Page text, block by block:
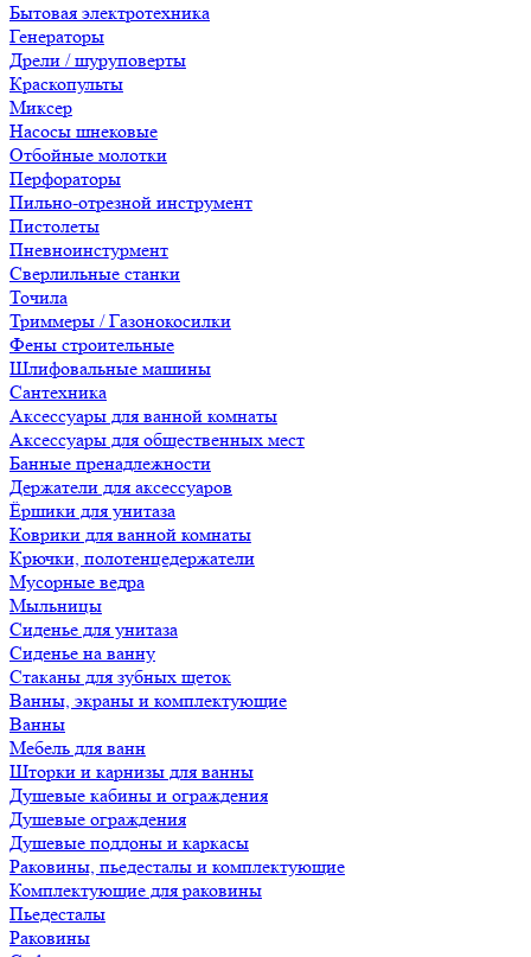
Бытовая электротехника
Генераторы
Дрели / шуруповерты
Краскопульты
Миксер
Насосы шнековые
Отбойные молотки
Перфораторы
Пильно-отрезной инструмент
Пистолеты
Пневноинстурмент
Сверлильные станки
Точила
Триммеры / Газонокосилки
Фены строительные
Шлифовальные машины
Сантехника
Аксессуары для ванной комнаты
Аксессуары для общественных мест
Банные пренадлежности
Держатели для аксессуаров
Ёршики для унитаза
Коврики для ванной комнаты
Крючки, полотенцедержатели
Мусорные ведра
Мыльницы
Сиденье для унитаза
Сиденье на ванну
Стаканы для зубных щеток
Ванны, экраны и комплектующие
Ванны
Мебель для ванн
Шторки и карнизы для ванны
Душевые кабины и ограждения
Душевые ограждения
Душевые поддоны и каркасы
Раковины, пьедесталы и комплектующие
Комплектующие для раковины
Пьедесталы
Раковины